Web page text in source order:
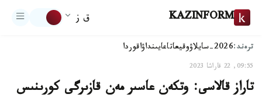
KAZINFORM ق ز
ترەند:2026-سايلاۋ وقيعاتاعايىنداۋاقوردا
09:55, 22 قاراشا 2023
تاراز قالاسى: وتكەن عاسىر مەن قازىرگى كورىنىس